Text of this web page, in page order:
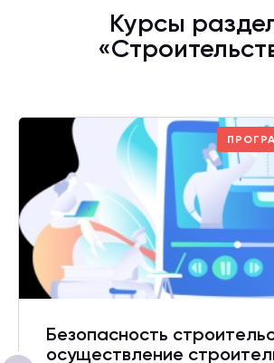
Курсы
Безопасность
осуществление